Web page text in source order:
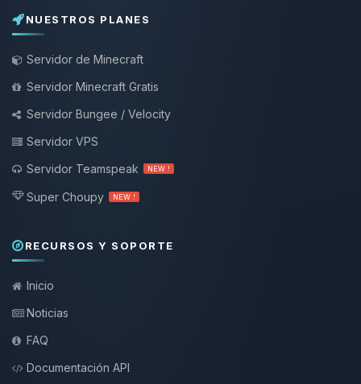
NUESTROS PLANES
Servidor de Minecraft
Servidor Minecraft Gratis
Servidor Bungee / Velocity
Servidor VPS
Servidor Teamspeak
NEW !
Super Choupy NEW !
RECURSOS Y SOPORTE
Inicio
Noticias
FAQ
Documentación API